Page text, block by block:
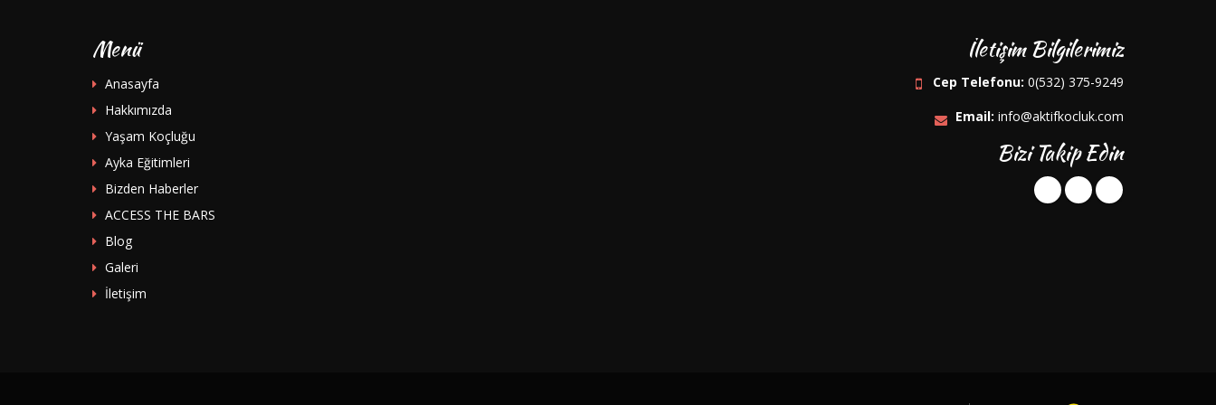
Menü
Anasayfa
Hakkımızda
Yaşam Koçluğu
Ayka Eğitimleri
Bizden Haberler
ACCESS THE BARS
Blog
Galeri
İletişim
İletişim Bilgilerimiz
Cep Telefonu: 0(532) 375-9249
Email: info@aktifkocluk.com
Bizi Takip Edin